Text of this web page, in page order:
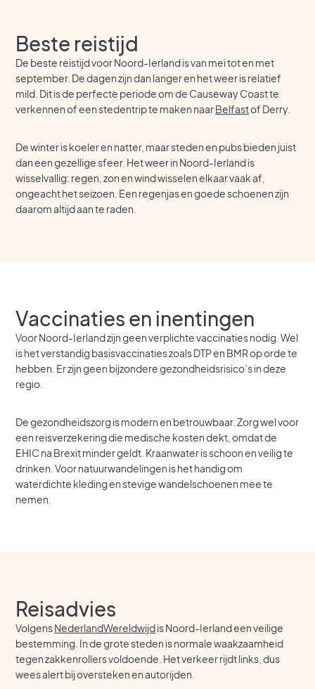
Beste reistijd
De beste reistijd voor Noord-Ierland is van mei tot en met
september. De dagen zijn dan langer en het weer is relatief
mild. Dit is de perfecte periode om de Causeway Coast te
verkennen of een stedentrip te maken naarBelfastof Derry.
De winter is koeler en natter, maar steden en pubs bieden juist
dan een gezellige sfeer. Het weer in Noord-Ierland is
wisselvallig: regen, zon en wind wisselen elkaar vaak af,
ongeacht het seizoen. Een regenjas en goede schoenen zijn
daarom altijd aan te raden.
Vaccinaties en inentingen
Voor Noord-Ierland zijn geen verplichte vaccinaties nodig. Wel
is het verstandig basisvaccinaties zoals DTP en BMR op orde te
hebben. Er zijn geen bijzondere gezondheidsrisico’s in deze
regio.
De gezondheidszorg is modern en betrouwbaar. Zorg wel voor
een reisverzekering die medische kosten dekt, omdat de
EHIC na Brexit minder geldt. Kraanwater is schoon en veilig te
drinken. Voor natuurwandelingen is het handig om
waterdichte kleding en stevige wandelschoenen mee te
nemen.
Reisadvies
VolgensNederlandWereldwijdis Noord-Ierland een veilige
bestemming. In de grote steden is normale waakzaamheid
tegen zakkenrollers voldoende. Het verkeer rijdt links, dus
wees alert bij oversteken en autorijden.